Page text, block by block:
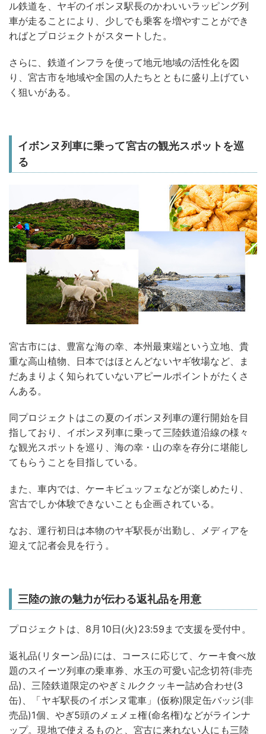
ル鉄道を、ヤギのイボンヌ駅長のかわいいラッピング列
車が走ることにより、少しでも乗客を増やすことができ
ればとプロジェクトがスタートした。
さらに、鉄道インフラを使って地元地域の活性化を図
り、宮古市を地域や全国の人たちとともに盛り上げてい
く狙いがある。
イボンヌ列車に乗って宮古の観光スポットを巡
る
宮古市には、豊富な海の幸、本州最東端という立地、貴
重な高山植物、日本ではほとんどないヤギ牧場など、ま
だあまりよく知られていないアピールポイントがたくさ
んある。
同プロジェクトはこの夏のイボンヌ列車の運行開始を目
指しており、イボンヌ列車に乗って三陸鉄道沿線の様々
な観光スポットを巡り、海の幸・山の幸を存分に堪能し
てもらうことを目指している。
また、車内では、ケーキビュッフェなどが楽しめたり、
宮古でしか体験できないことも企画されている。
なお、運行初日は本物のヤギ駅長が出勤し、メディアを
迎えて記者会見を行う。
三陸の旅の魅力が伝わる返礼品を用意
プロジェクトは、8月10日(火)23:59まで支援を受付中。
返礼品(リターン品)には、コースに応じて、ケーキ食べ放
題のスイーツ列車の乗車券、水玉の可愛い記念切符(非売
品)、三陸鉄道限定のやぎミルククッキー詰め合わせ(3
缶)、「ヤギ駅長のイボンヌ電車」(仮称)限定缶バッジ(非
売品)1個、やぎ5頭のメェメェ権(命名権)などがラインナ
ップ。現地で使えるものと、宮古に来れない人にも三陸